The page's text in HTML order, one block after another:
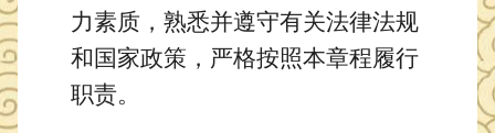
力素质，熟悉并遵守有关法律法规
和国家政策，严格按照本章程履行
职责。